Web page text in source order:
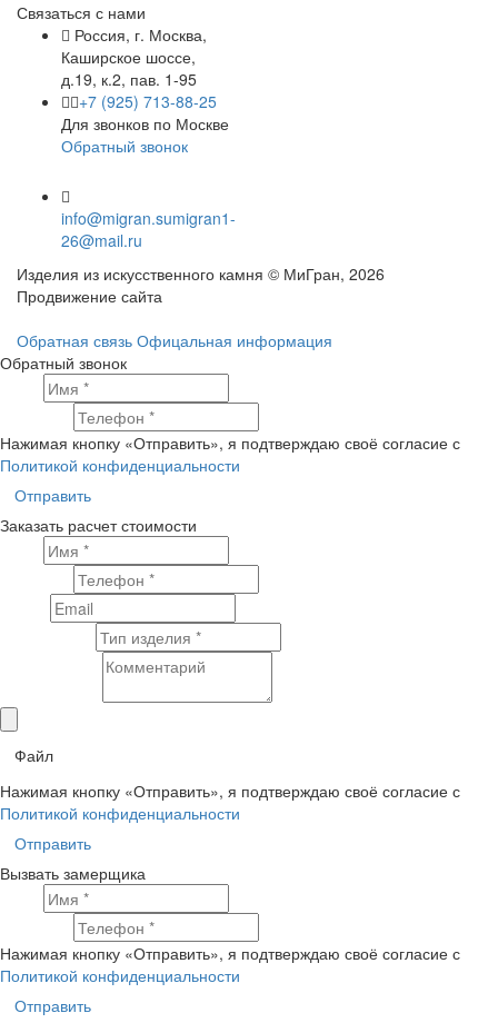
Связаться с нами
Россия, г. Москва,
Каширское шоссе,
д.19, к.2, пав. 1-95
+7 (925) 713-88-25
Для звонков по Москве
Обратный звонок
info@migran.sumigran1-
26@mail.ru
Изделия из искусственного камня © МиГран, 2026
Продвижение сайта
Обратная связь Офицальная информация
Обратный звонок
Нажимая кнопку «Отправить», я подтверждаю своё согласие с
Политикой конфиденциальности
Отправить
Заказать расчет стоимости
Файл
Нажимая кнопку «Отправить», я подтверждаю своё согласие с
Политикой конфиденциальности
Отправить
Вызвать замерщика
Нажимая кнопку «Отправить», я подтверждаю своё согласие с
Политикой конфиденциальности
Отправить